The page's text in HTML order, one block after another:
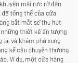
mãi rực rỡ đến
tổng thể của cửa
bắt mắt sẽ thu hút
thiết kế ấn tượng
lại và khám phá xung
kể câu chuyện thương
Ví dụ, một cửa hàng